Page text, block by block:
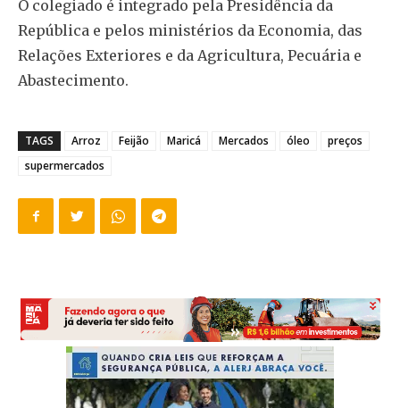
O colegiado é integrado pela Presidência da
República e pelos ministérios da Economia, das
Relações Exteriores e da Agricultura, Pecuária e
Abastecimento.
TAGS Arroz Feijão Maricá Mercados óleo
preços
supermercados